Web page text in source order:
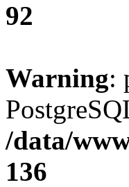
92
Warning:
/data/
136